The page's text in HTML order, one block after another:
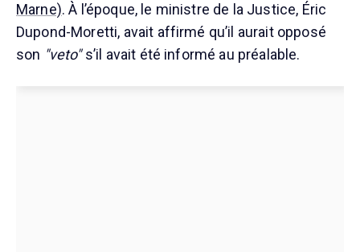
Marne). À l’époque, le ministre de la Justice, Éric
Dupond-Moretti, avait affirmé qu’il aurait opposé
son "veto"s’il avait été informé au préalable.